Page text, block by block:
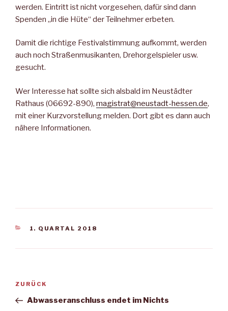
werden. Eintritt ist nicht vorgesehen, dafür sind dann
Spenden „in die Hü­te“ der Teilnehmer erbeten.
Damit die richtige Festivalstimmung aufkommt, werden
auch noch Straßenmusikanten, Drehorgelspieler usw.
gesucht.
Wer Interesse hat sollte sich alsbald im Neustädter
Rathaus (06692-890), magistrat@neustadt-hessen.de,
mit einer Kurzvorstellung melden. Dort gibt es dann auch
nähere Informationen.
KATEGORIEN
1. QUARTAL 2018
Beitragsnavigation
Vorheriger
Beitrag
ZURÜCK
Abwasseranschluss endet im Nichts